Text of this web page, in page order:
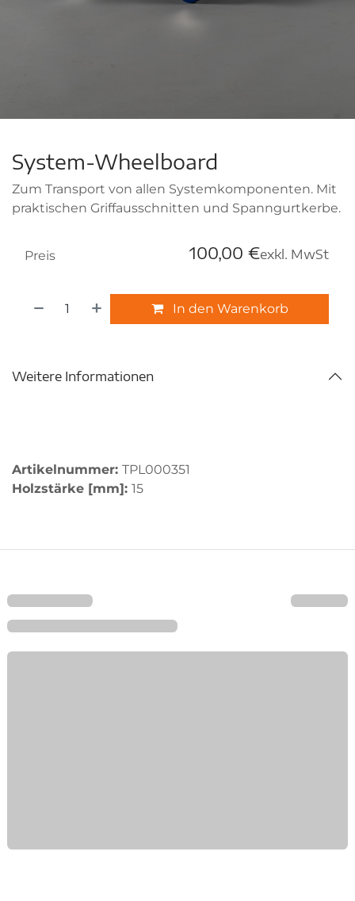
System-Wheelboard
Zum Transport von allen Systemkomponenten. Mit
praktischen Griffausschnitten und Spanngurtkerbe.
In den Warenkorb
Preis 100,00 €exkl. MwSt
Weitere Informationen
Artikelnummer: TPL000351
Holzstärke [mm]: 15